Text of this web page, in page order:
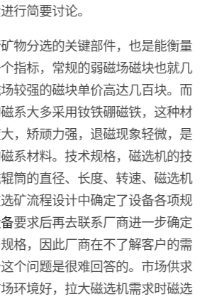
行简要讨论。
物分选的关键部件，也是能衡量
指标，常规的弱磁场磁块也就几
较强的磁块单价高达几百块。而
系大多采用钕铁硼磁铁，这种材
，矫顽力强，退磁现象轻微，是
系材料。技术规格，磁选机的技
筒的直径、长度、转速、磁选机
矿流程设计中确定了设备各项规
要求后再去联系厂商进一步确定
格，因此厂商在不了解客户的需
个问题是很难回答的。市场供求
环境好，拉大磁选机需求时磁选